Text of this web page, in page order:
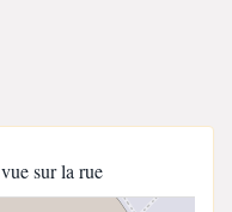
vue sur la rue